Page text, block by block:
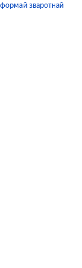
формай зваротнай